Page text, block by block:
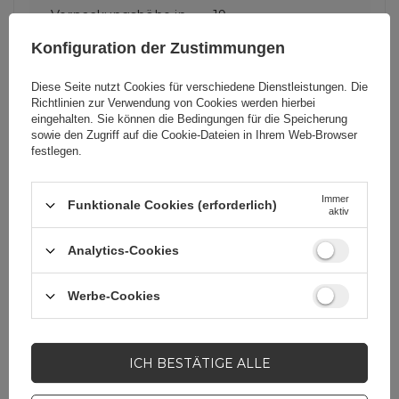
Verpackungshöhe in
19
Verpackungsbreite in
Zentimetern
13,5
Verpackungslänge in
Menge in einer
Sammelverpackung
250
Produzenten-Code
Verpackung Folie
Konfiguration der Zustimmungen
Diese Seite nutzt Cookies für verschiedene Dienstleistungen. Die
Richtlinien zur Verwendung von Cookies werden hierbei
eingehalten. Sie können die Bedingungen für die Speicherung
sowie den Zugriff auf die Cookie-Dateien in Ihrem Web-Browser
festlegen.
Funktionale Cookies (erforderlich)
Immer
aktiv
Analytics-Cookies
Werbe-Cookies
ICH BESTÄTIGE ALLE